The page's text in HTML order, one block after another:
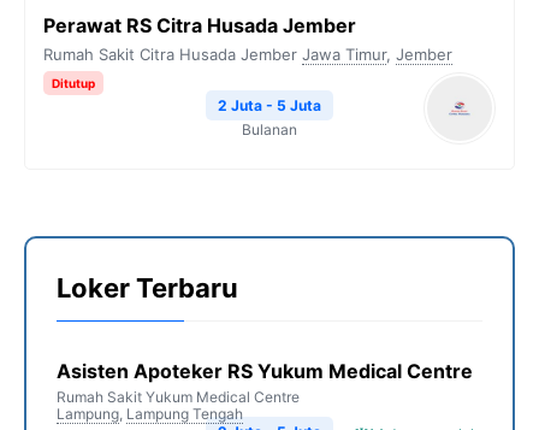
Perawat RS Citra Husada Jember
Rumah Sakit Citra Husada Jember Jawa Timur, Jember
Ditutup
2 Juta - 5 Juta
Bulanan
Loker Terbaru
Asisten Apoteker RS Yukum Medical Centre
Rumah Sakit Yukum Medical Centre
Lampung, Lampung Tengah